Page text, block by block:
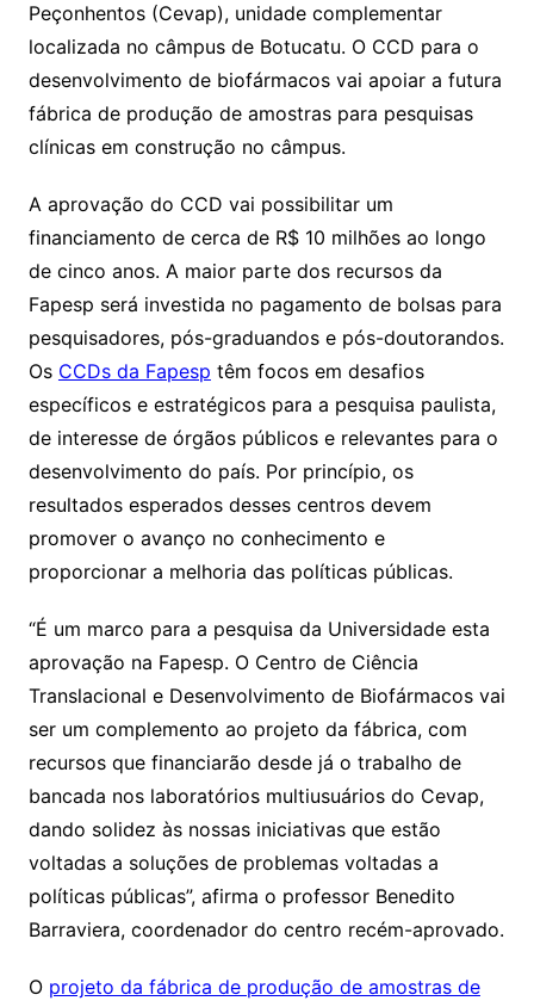
Peçonhentos (Cevap), unidade complementar
localizada no câmpus de Botucatu. O CCD para o
desenvolvimento de biofármacos vai apoiar a futura
fábrica de produção de amostras para pesquisas
clínicas em construção no câmpus.
A aprovação do CCD vai possibilitar um
financiamento de cerca de R$ 10 milhões ao longo
de cinco anos. A maior parte dos recursos da
Fapesp será investida no pagamento de bolsas para
pesquisadores, pós-graduandos e pós-doutorandos.
Os CCDs da Fapesp têm focos em desafios
específicos e estratégicos para a pesquisa paulista,
de interesse de órgãos públicos e relevantes para o
desenvolvimento do país. Por princípio, os
resultados esperados desses centros devem
promover o avanço no conhecimento e
proporcionar a melhoria das políticas públicas.
“É um marco para a pesquisa da Universidade esta
aprovação na Fapesp. O Centro de Ciência
Translacional e Desenvolvimento de Biofármacos vai
ser um complemento ao projeto da fábrica, com
recursos que financiarão desde já o trabalho de
bancada nos laboratórios multiusuários do Cevap,
dando solidez às nossas iniciativas que estão
voltadas a soluções de problemas voltadas a
políticas públicas”, afirma o professor Benedito
Barraviera, coordenador do centro recém-aprovado.
O projeto da fábrica de produção de amostras de